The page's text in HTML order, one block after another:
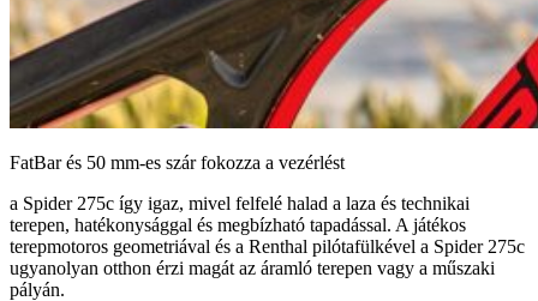
FatBar és 50 mm-es szár fokozza a vezérlést
a Spider 275c így igaz, mivel felfelé halad a laza és technikai
terepen, hatékonysággal és megbízható tapadással. A játékos
terepmotoros geometriával és a Renthal pilótafülkével a Spider 275c
ugyanolyan otthon érzi magát az áramló terepen vagy a műszaki
pályán.